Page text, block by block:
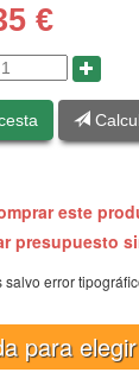
€
este
presupuesto
error
para